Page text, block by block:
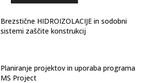
Brezstične HIDROIZOLACIJE in sodobni
sistemi zaščite konstrukcij
Planiranje projektov in uporaba programa
MS Project